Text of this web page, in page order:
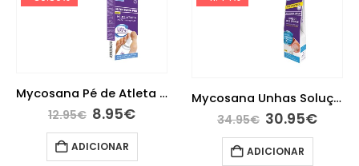
Mycosana Pé de Atleta gel 15 ml
12.95€ 8.95€
ADICIONAR
Mycosana Unhas Solução 10 ml
34.95€ 30.95€
ADICIONAR